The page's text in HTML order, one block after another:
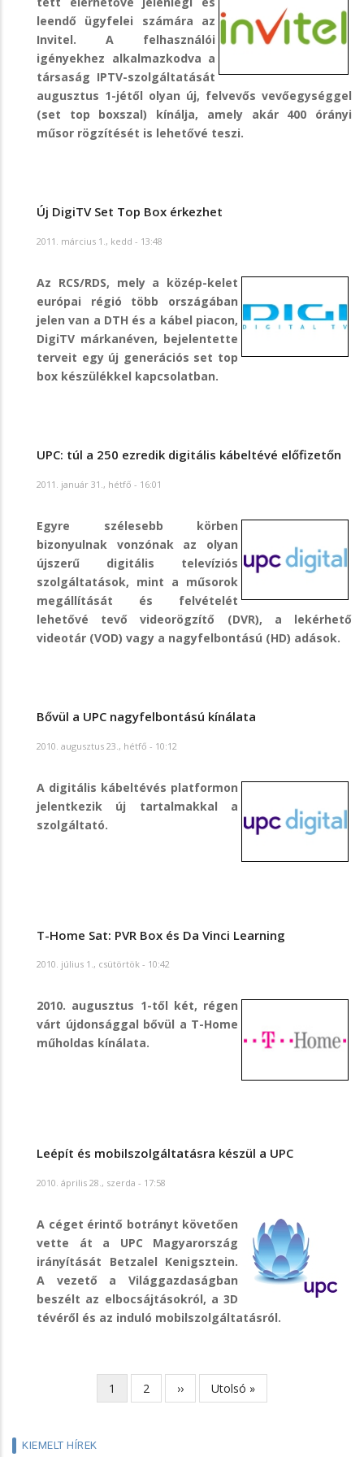
leendő ügyfelei számára az
Invitel. A felhasználói
igényekhez alkalmazkodva a
társaság IPTV-szolgáltatását
augusztus 1-jétől olyan új, felvevős vevőegységgel
(set top boxszal) kínálja, amely akár 400 órányi
műsor rögzítését is lehetővé teszi.
Új DigiTV Set Top Box érkezhet
2011. március 1., kedd - 13:48
Az RCS/RDS, mely a közép-kelet
európai régió több országában
jelen van a DTH és a kábel piacon,
DigiTV márkanéven, bejelentette
terveit egy új generációs set top
box készülékkel kapcsolatban.
UPC: túl a 250 ezredik digitális kábeltévé előfizetőn
2011. január 31., hétfő - 16:01
Egyre szélesebb körben
bizonyulnak vonzónak az olyan
újszerű digitális televíziós
szolgáltatások, mint a műsorok
megállítását és felvételét
lehetővé tevő videorögzítő (DVR), a lekérhető
videotár (VOD) vagy a nagyfelbontású (HD) adások.
Bővül a UPC nagyfelbontású kínálata
2010. augusztus 23., hétfő - 10:12
A digitális kábeltévés platformon
jelentkezik új tartalmakkal a
szolgáltató.
T-Home Sat: PVR Box és Da Vinci Learning
2010. július 1., csütörtök - 10:42
2010. augusztus 1-től két, régen
várt újdonsággal bővül a T-Home
műholdas kínálata.
Leépít és mobilszolgáltatásra készül a UPC
2010. április 28., szerda - 17:58
A céget érintő botrányt követően
vette át a UPC Magyarország
irányítását Betzalel Kenigsztein.
A vezető a Világgazdaságban
beszélt az elbocsájtásokról, a 3D
tévéről és az induló mobilszolgáltatásról.
OldalszámozásJelenlegi
oldal
1 Page
2
Következő
oldal
››
Utolsó
oldal
Utolsó »
KIEMELT HÍREK